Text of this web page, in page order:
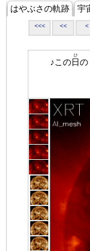
はやぶさの軌跡 宇
<<< << <
♪この日
ひ
の